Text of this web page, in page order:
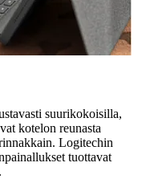
suurikokoisilla,
kotelon reunasta
Logitechin
tuottavat